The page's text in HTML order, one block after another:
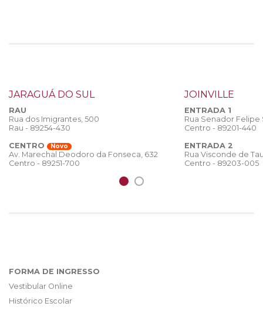
JARAGUÁ DO SUL
RAU
Rua dos Imigrantes, 500
Rau - 89254-430
CENTRO
Novo
Av. Marechal Deodoro da Fonseca, 632
Centro - 89251-700
JOINVILLE
ENTRADA 1
Rua Senador
Centro - 89201-440
ENTRADA 2
Rua Visconde de
Centro - 89203-005
FORMA DE INGRESSO
Vestibular Online
Histórico Escolar